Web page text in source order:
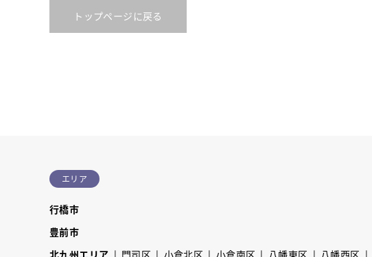
トップページに戻る
エリア
行橋市
豊前市